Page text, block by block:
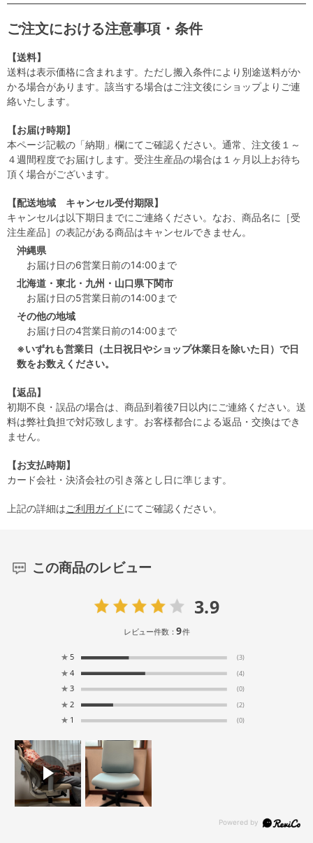
ご注文における注意事項・条件
【送料】
送料は表示価格に含まれます。ただし搬入条件により別途送料がか
かる場合があります。該当する場合はご注文後にショップよりご連
絡いたします。
【お届け時期】
本ページ記載の「納期」欄にてご確認ください。通常、注文後１～
４週間程度でお届けします。受注生産品の場合は１ヶ月以上お待ち
頂く場合がございます。
【配送地域 キャンセル受付期限】
キャンセルは以下期日までにご連絡ください。なお、商品名に［受
注生産品］の表記がある商品はキャンセルできません。
沖縄県
お届け日の6営業日前の14:00まで
北海道・東北・九州・山口県下関市
お届け日の5営業日前の14:00まで
その他の地域
お届け日の4営業日前の14:00まで
※いずれも営業日（土日祝日やショップ休業日を除いた日）で日
数をお数えください。
【返品】
初期不良・誤品の場合は、商品到着後7日以内にご連絡ください。送
料は弊社負担で対応致します。お客様都合による返品・交換はでき
ません。
【お支払時期】
カード会社・決済会社の引き落とし日に準じます。
上記の詳細はご利用ガイドにてご確認ください。
この商品のレビュー
3.9
レビュー件数：9件
★ 5 (3)
★ 4 (4)
★ 3 (0)
★ 2 (2)
★ 1 (0)